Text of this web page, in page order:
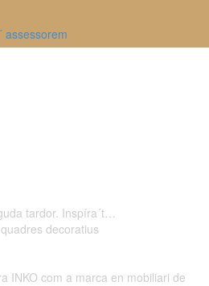
assessorem
tardor. Inspíra´t…
decoratius
INKO com a marca en mobiliari de